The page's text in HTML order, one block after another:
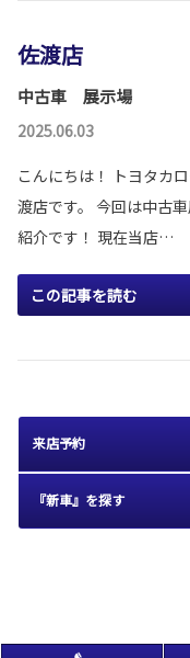
佐渡店
中古車 展示場
2025.06.03
こんにちは！ トヨタカ
渡店です。 今回は中古
紹介です！ 現在当店…
この記事を読む
来店予約
『新車』を探す